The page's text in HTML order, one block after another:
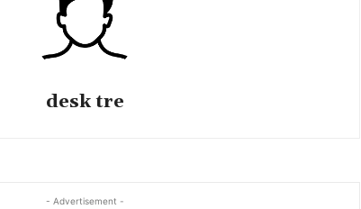
desk tre
- Advertisement -